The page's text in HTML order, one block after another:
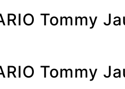
Tommy
Tommy